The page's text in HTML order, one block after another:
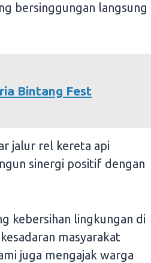
bersinggungan langsung
Bintang Fest
jalur rel kereta api
sinergi positif dengan
kebersihan lingkungan di
masyarakat
juga mengajak warga